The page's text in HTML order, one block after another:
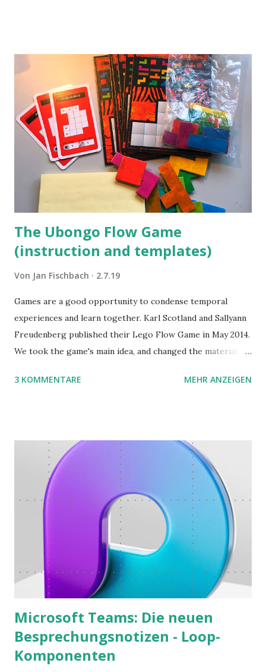
The Ubongo Flow Game
(instruction and templates)
Von Jan Fischbach 2.7.19
Games are a good opportunity to condense temporal
experiences and learn together. Karl Scotland and Sallyann
Freudenberg published their Lego Flow Game in May 2014.
We took the game's main idea, and changed the material.
Rejchtman's Ubongo Game. These are the instructions of
3 KOMMENTARE MEHR ANZEIGEN
Microsoft Teams: Die neuen
Besprechungsnotizen - Loop-
Komponenten